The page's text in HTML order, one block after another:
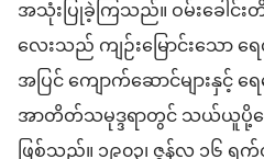
အသုံးပြုခဲ့ကြသည်။ ဝမ်းခေါင်
လေးသည် ကျဉ်းမြောင်းသော ရေ
အပြင် ကျောက်ဆောင်များနှင့်
အာတိတ်သမုဒ္ဒရာတွင် သယ်ယူပို့ဆ